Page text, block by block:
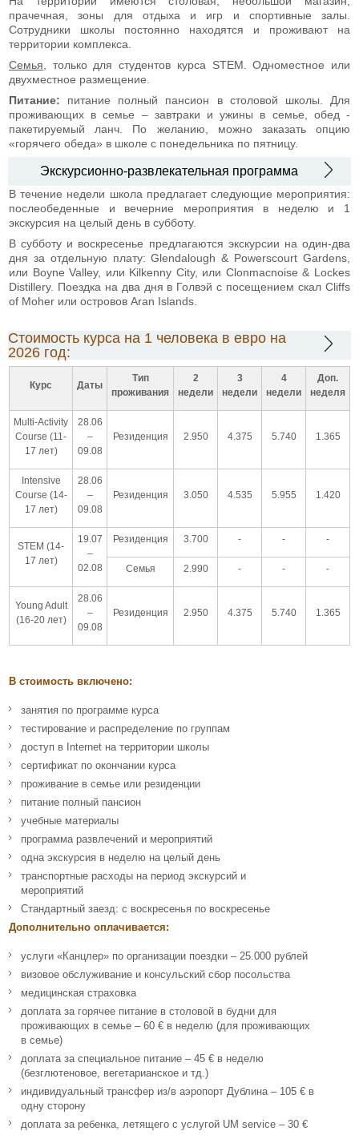
прачечная, зоны для отдыха и игр и спортивные залы.
Сотрудники школы постоянно находятся и проживают на
территории комплекса.
Семья , только для студентов курса STEM. Одноместное или
двухместное размещение.
Питание: питание полный пансион в столовой школы. Для
проживающих в семье – завтраки и ужины в семье, обед -
пакетируемый ланч. По желанию, можно заказать опцию
«горячего обеда» в школе с понедельника по пятницу.
Экскурсионно-развлекательная программа
В течение недели школа предлагает следующие мероприятия:
послеобеденные и вечерние мероприятия в неделю и 1
экскурсия на целый день в субботу.
В субботу и воскресенье предлагаются экскурсии на один-два
дня за отдельную плату: Glendalough & Powerscourt Gardens,
или Boyne Valley, или Kilkenny City, или Clonmacnoise & Lockes
Distillery. Поездка на два дня в Голвэй с посещением скал Cliffs
of Moher или островов Aran Islands.
Стоимость курса на 1 человека в евро на
2026 год:
Курс Даты
Тип
проживания
2
недели
3
недели
4
недели
Доп.
неделя
Multi-Activity
Course (11-
17 лет)
28.06
–
09.08
Резиденция 2.950 4.375 5.740 1.365
Intensive
Course (14-
17 лет)
28.06
–
09.08
Резиденция 3.050 4.535 5.955 1.420
STEM (14-
17 лет)
19.07
–
02.08
Резиденция 3.700 - - -
Семья 2.990 - - -
Young Adult
(16-20 лет)
28.06
–
09.08
Резиденция 2.950 4.375 5.740 1.365
В стоимость включено:
занятия по программе курса
тестирование и распределение по группам
доступ в Internet на территории школы
сертификат по окончании курса
проживание в семье или резиденции
питание полный пансион
учебные материалы
программа развлечений и мероприятий
одна экскурсия в неделю на целый день
транспортные расходы на период экскурсий и
мероприятий
Стандартный заезд: с воскресенья по воскресенье
Дополнительно оплачивается:
услуги «Канцлер» по организации поездки – 25.000 рублей
визовое обслуживание и консульский сбор посольства
медицинская страховка
доплата за горячее питание в столовой в будни для
проживающих в семье – 60 € в неделю (для проживающих
в семье)
доплата за специальное питание – 45 € в неделю
(безглютеновое, вегетарианское и тд.)
индивидуальный трансфер из/в аэропорт Дублина – 105 € в
одну сторону
доплата за ребенка, летящего с услугой UM service – 30 €